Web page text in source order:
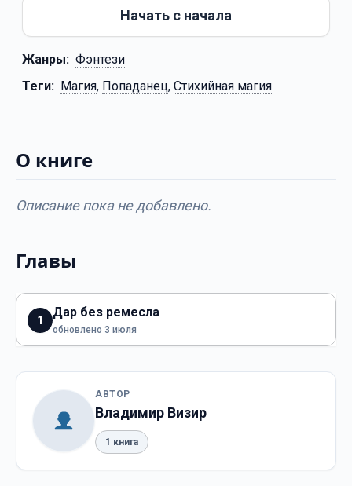
Начать с начала
Жанры: Фэнтези
Теги: Магия, Попаданец, Стихийная магия
О книге
Описание пока не добавлено.
Главы
1
Дар без ремесла
обновлено 3 июля
АВТОР
Владимир Визир
1 книга